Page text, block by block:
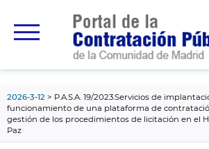
principal
2026-3-12
P.A.S.A. 19/2023.Servicios de
funcionamiento de una plataforma de
gestión de los procedimientos de licitación en el
Paz